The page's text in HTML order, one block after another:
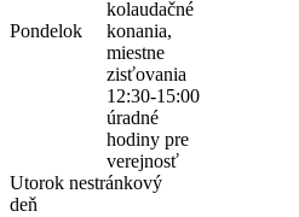
Pondelok
kolaudačné
konania,
miestne
zisťovania
12:30-15:00
úradné
hodiny pre
verejnosť
Utorok nestránkový
deň